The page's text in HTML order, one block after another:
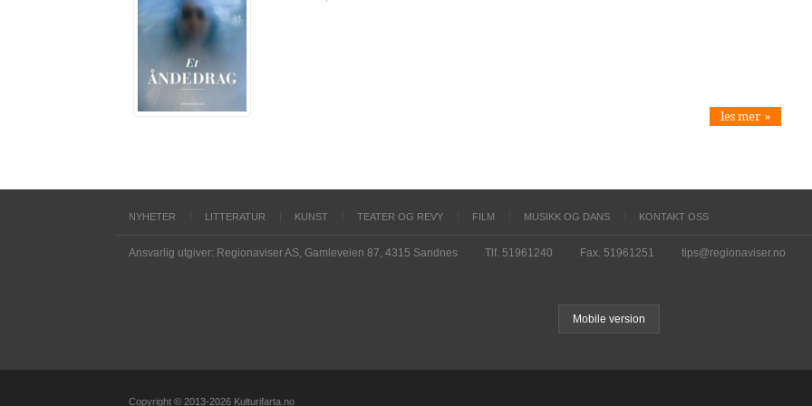
les mer »
NYHETER LITTERATUR KUNST TEATER OG REVY FILM MUSIKK OG DANS KONTAKT OSS
Ansvarlig utgiver: Regionaviser AS, Gamleveien 87, 4315 Sandnes Tlf. 51961240 Fax. 51961251 tips@regionaviser.no
Mobile version
Copyright © 2013-2026 Kulturifarta.no